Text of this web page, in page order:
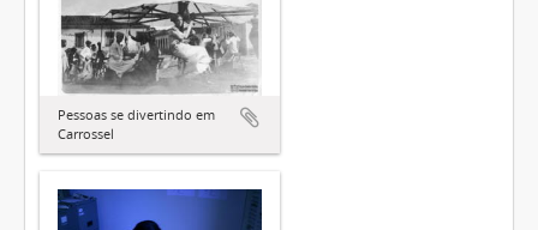
Pessoas se divertindo em
Carrossel